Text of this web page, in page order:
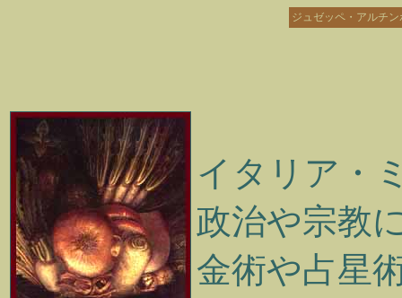
ジュゼッペ・アルチン
イタリア・
政治や宗教
金術や占星